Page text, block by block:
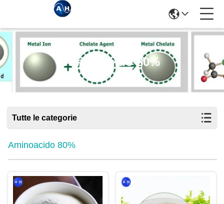
Aminoacido 80%
Tutte le categorie
Aminoacido 80%